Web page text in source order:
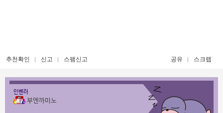
추천확인 신고 스팸신고 공유 스크랩
인벤러
부엔까미노